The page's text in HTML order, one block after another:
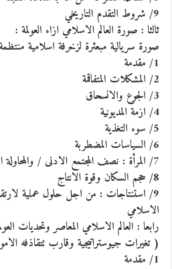
9/ شروط التقدم التاريخي
ثالثا : صورة العالم الاسلامي ازاء العولمة :
صورة سريالية مبعثرة لزخرفة اسلامية
1/ مقدمة
2/ المشكلات المتفاقمة
3/ الجوع والانسحاق
4/ ازمة المديونية
5/ سوء التغذية
6/ السياسات المضطربة
7/ المرأة : نصف المجتمع الادنى / والمحاولة المعكوسة
8/ حجم السكان وقوة الانتاج
9/ استنتاجات : من اجل حلول عملية
الاسلامي
رابعا : العالم الاسلامي المعاصر وتحديات
( تغيرات جيوستراتيجية وقارب تتقاذفه
1/ مقدمة